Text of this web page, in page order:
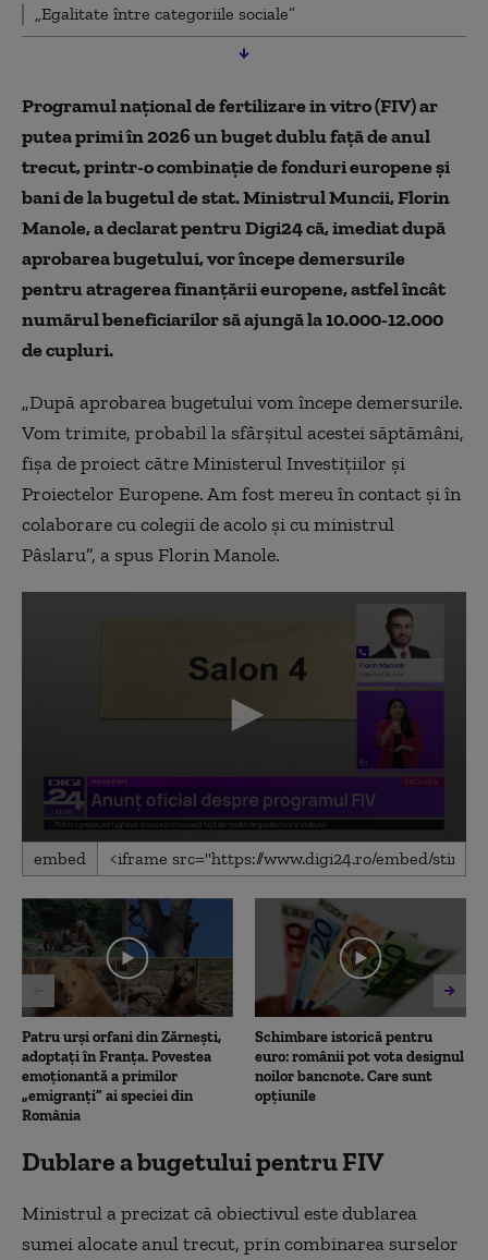
„Egalitate între categoriile sociale”
Programul național de fertilizare in vitro (FIV) ar
putea primi în 2026 un buget dublu față de anul
trecut, printr-o combinație de fonduri europene și
bani de la bugetul de stat. Ministrul Muncii, Florin
Manole, a declarat pentru Digi24 că, imediat după
aprobarea bugetului, vor începe demersurile
pentru atragerea finanțării europene, astfel încât
numărul beneficiarilor să ajungă la 10.000-12.000
de cupluri.
„După aprobarea bugetului vom începe demersurile.
Vom trimite, probabil la sfârșitul acestei săptămâni,
fișa de proiect către Ministerul Investițiilor și
Proiectelor Europene. Am fost mereu în contact și în
colaborare cu colegii de acolo și cu ministrul
Pâslaru”, a spus Florin Manole.
0
seconds
3
minutes,
33
seconds
embed
Patru urși orfani din Zărnești,
adoptați în Franța. Povestea
emoționantă a primilor
„emigranți” ai speciei din
România
Schimbare istorică pentru
euro: românii pot vota designul
noilor bancnote. Care sunt
opțiunile
Dublare a bugetului pentru FIV
Ministrul a precizat că obiectivul este dublarea
sumei alocate anul trecut, prin combinarea surselor